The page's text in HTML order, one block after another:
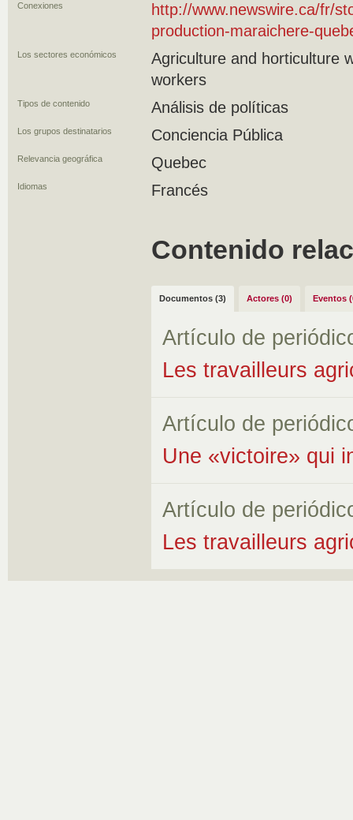
Conexiones
http://www.newswire.ca/fr/
production-maraichere-
Los sectores económicos
Agriculture and horticulture
workers
Tipos de contenido Análisis de políticas
Los grupos destinatarios Conciencia Pública
Relevancia geográfica Quebec
Idiomas Francés
Contenido
Documentos (3) Actores (0) Eventos
Artículo de
Les travailleurs
Artículo de
Une «victoire» qui
Artículo de
Les travailleurs